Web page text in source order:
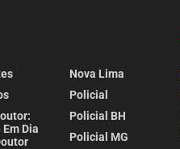
Dia
Nova Lima
Policial
Policial BH
Policial MG